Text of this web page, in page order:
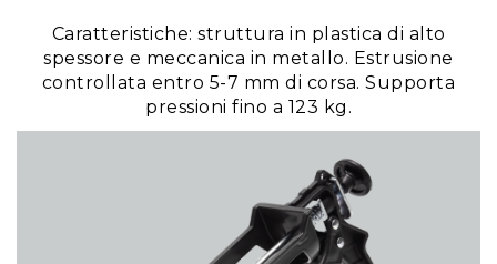
Caratteristiche: struttura in plastica di alto
spessore e meccanica in metallo. Estrusione
controllata entro 5-7 mm di corsa. Supporta
pressioni fino a 123 kg.